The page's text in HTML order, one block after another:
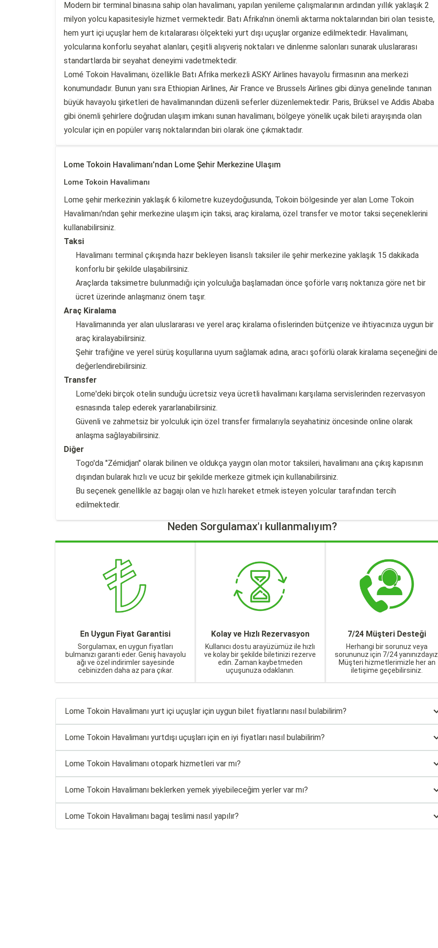
Modern bir terminal binasına sahip olan havalimanı, yapılan yenileme çalışmalarının ardından yıllık yaklaşık 2
milyon yolcu kapasitesiyle hizmet vermektedir. Batı Afrika'nın önemli aktarma noktalarından biri olan tesiste,
hem yurt içi uçuşlar hem de kıtalararası ölçekteki yurt dışı uçuşlar organize edilmektedir. Havalimanı,
yolcularına konforlu seyahat alanları, çeşitli alışveriş noktaları ve dinlenme salonları sunarak uluslararası
standartlarda bir seyahat deneyimi vadetmektedir.
Lomé Tokoin Havalimanı, özellikle Batı Afrika merkezli ASKY Airlines havayolu firmasının ana merkezi
konumundadır. Bunun yanı sıra Ethiopian Airlines, Air France ve Brussels Airlines gibi dünya genelinde tanınan
büyük havayolu şirketleri de havalimanından düzenli seferler düzenlemektedir. Paris, Brüksel ve Addis Ababa
gibi önemli şehirlere doğrudan ulaşım imkanı sunan havalimanı, bölgeye yönelik uçak bileti arayışında olan
yolcular için en popüler varış noktalarından biri olarak öne çıkmaktadır.
Lome Tokoin Havalimanı'ndan Lome Şehir Merkezine Ulaşım
Lome Tokoin Havalimanı
Lome şehir merkezinin yaklaşık 6 kilometre kuzeydoğusunda, Tokoin bölgesinde yer alan Lome Tokoin
Havalimanı'ndan şehir merkezine ulaşım için taksi, araç kiralama, özel transfer ve motor taksi seçeneklerini
kullanabilirsiniz.
Taksi
Havalimanı terminal çıkışında hazır bekleyen lisanslı taksiler ile şehir merkezine yaklaşık 15 dakikada
konforlu bir şekilde ulaşabilirsiniz.
Araçlarda taksimetre bulunmadığı için yolculuğa başlamadan önce şoförle varış noktanıza göre net bir
ücret üzerinde anlaşmanız önem taşır.
Araç Kiralama
Havalimanında yer alan uluslararası ve yerel araç kiralama ofislerinden bütçenize ve ihtiyacınıza uygun bir
araç kiralayabilirsiniz.
Şehir trafiğine ve yerel sürüş koşullarına uyum sağlamak adına, aracı şoförlü olarak kiralama seçeneğini de
değerlendirebilirsiniz.
Transfer
Lome'deki birçok otelin sunduğu ücretsiz veya ücretli havalimanı karşılama servislerinden rezervasyon
esnasında talep ederek yararlanabilirsiniz.
Güvenli ve zahmetsiz bir yolculuk için özel transfer firmalarıyla seyahatiniz öncesinde online olarak
anlaşma sağlayabilirsiniz.
Diğer
Togo'da "Zémidjan" olarak bilinen ve oldukça yaygın olan motor taksileri, havalimanı ana çıkış kapısının
dışından bularak hızlı ve ucuz bir şekilde merkeze gitmek için kullanabilirsiniz.
Bu seçenek genellikle az bagajı olan ve hızlı hareket etmek isteyen yolcular tarafından tercih
edilmektedir.
Neden Sorgulamax'ı kullanmalıyım?
En Uygun Fiyat Garantisi
Sorgulamax, en uygun fiyatları
bulmanızı garanti eder. Geniş havayolu
ağı ve özel indirimler sayesinde
cebinizden daha az para çıkar.
Kolay ve Hızlı Rezervasyon
Kullanıcı dostu arayüzümüz ile hızlı
ve kolay bir şekilde biletinizi rezerve
edin. Zaman kaybetmeden
uçuşunuza odaklanın.
7/24 Müşteri Desteği
Herhangi bir sorunuz veya
sorununuz için 7/24 yanınızdayız.
Müşteri hizmetlerimizle her an
iletişime geçebilirsiniz.
Lome Tokoin Havalimanı yurt içi uçuşlar için uygun bilet fiyatlarını nasıl bulabilirim?
Lome Tokoin Havalimanı yurtdışı uçuşları için en iyi fiyatları nasıl bulabilirim?
Lome Tokoin Havalimanı otopark hizmetleri var mı?
Lome Tokoin Havalimanı beklerken yemek yiyebileceğim yerler var mı?
Lome Tokoin Havalimanı bagaj teslimi nasıl yapılır?